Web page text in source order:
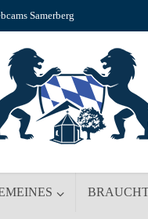
Samerberg